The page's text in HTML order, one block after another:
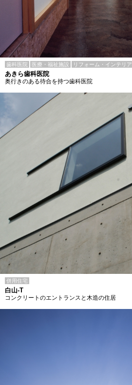
歯科医院 医療・福祉施設 リフォーム・インテリア
あきら歯科医院
奥行きのある待合を持つ歯科医院
併用住宅
白山-T
コンクリートのエントランスと木造の住居